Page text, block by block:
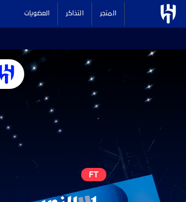
المتجر التذاكر العضويات
FT